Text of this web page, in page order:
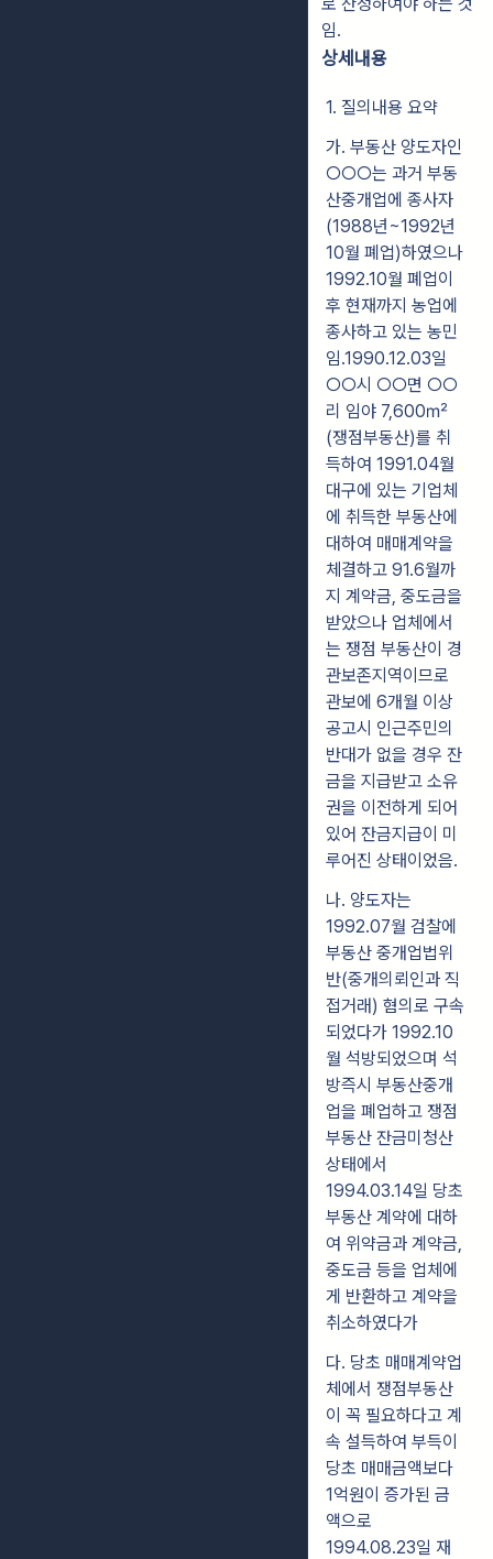
임.
상세내용
1. 질의내용 요약
가. 부동산 양도자인
○○○는 과거 부동
산중개업에 종사자
(1988년~1992년
10월 폐업)하였으나
1992.10월 폐업이
후 현재까지 농업에
종사하고 있는 농민
임.1990.12.03일
○○시 ○○면 ○○
리 임야 7,600㎡
(쟁점부동산)를 취
득하여 1991.04월
대구에 있는 기업체
에 취득한 부동산에
대하여 매매계약을
체결하고 91.6월까
지 계약금, 중도금을
받았으나 업체에서
는 쟁점 부동산이 경
관보존지역이므로
관보에 6개월 이상
공고시 인근주민의
반대가 없을 경우 잔
금을 지급받고 소유
권을 이전하게 되어
있어 잔금지급이 미
루어진 상태이었음.
나. 양도자는
1992.07월 검찰에
부동산 중개업법위
반(중개의뢰인과 직
접거래) 혐의로 구속
되었다가 1992.10
월 석방되었으며 석
방즉시 부동산중개
업을 폐업하고 쟁점
부동산 잔금미청산
상태에서
1994.03.14일 당초
부동산 계약에 대하
여 위약금과 계약금,
중도금 등을 업체에
게 반환하고 계약을
취소하였다가
다. 당초 매매계약업
체에서 쟁점부동산
이 꼭 필요하다고 계
속 설득하여 부득이
당초 매매금액보다
1억원이 증가된 금
액으로
1994.08.23일 재